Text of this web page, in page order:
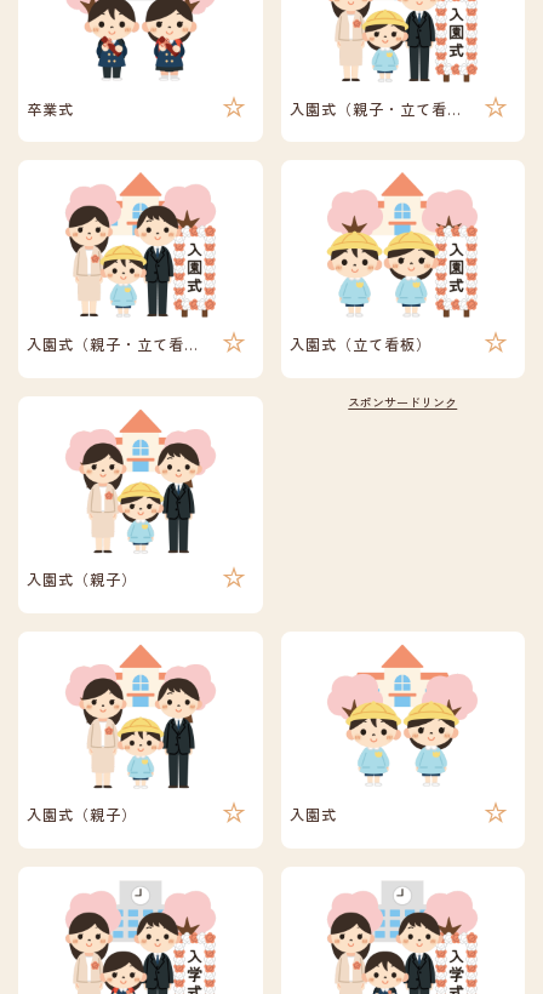
卒業式 入園式（親子・立て看板）
入園式（親子・立て看板） 入園式（立て看板）
入園式（親子）
入園式（親子） 入園式